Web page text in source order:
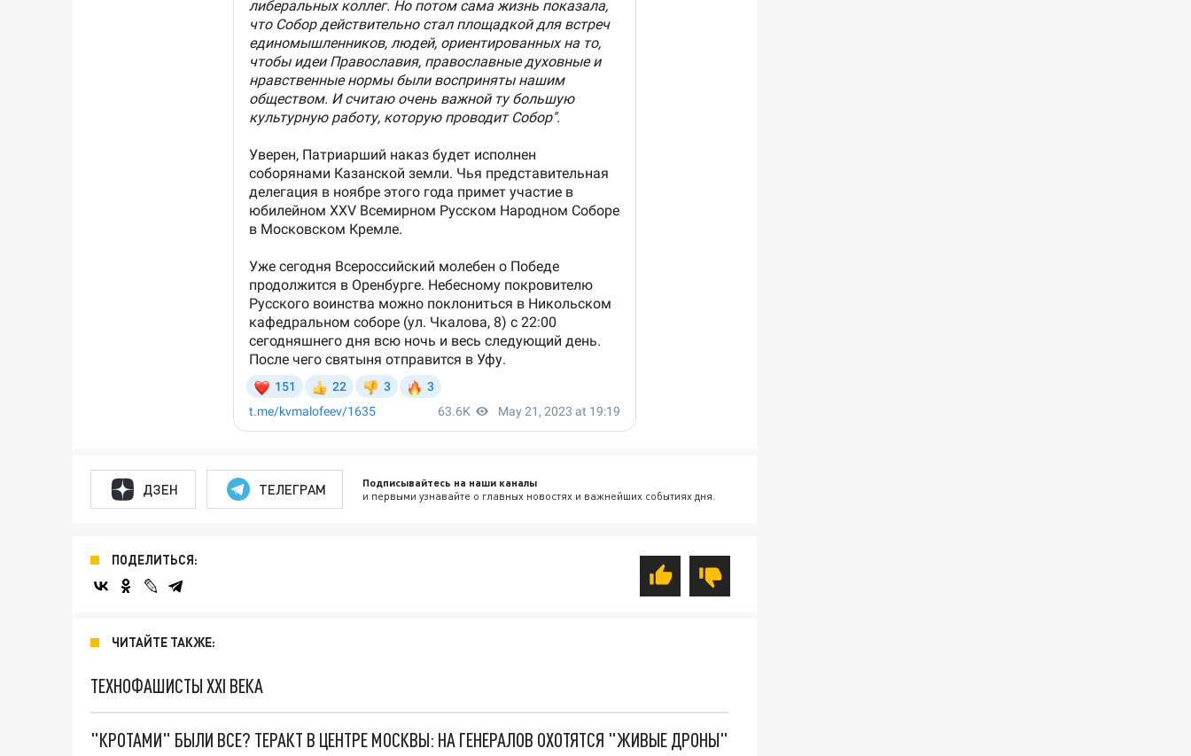
ДЗЕН ТЕЛЕГРАМ Подписывайтесь на наши каналы
и первыми узнавайте о главных новостях и важнейших событиях дня.
ПОДЕЛИТЬСЯ:
ЧИТАЙТЕ ТАКЖЕ:
ТЕХНОФАШИСТЫ XXI ВЕКА
"КРОТАМИ" БЫЛИ ВСЕ? ТЕРАКТ В ЦЕНТРЕ МОСКВЫ: НА ГЕНЕРАЛОВ ОХОТЯТСЯ "ЖИВЫЕ ДРОНЫ"